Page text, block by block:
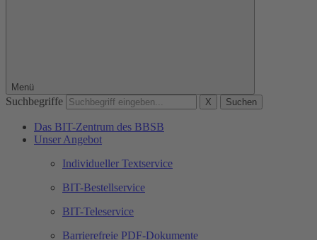
Menü
Suchbegriffe X Suchen
Das BIT-Zentrum des BBSB
Unser Angebot
Individueller Textservice
BIT-Bestellservice
BIT-Teleservice
Barrierefreie PDF-Dokumente